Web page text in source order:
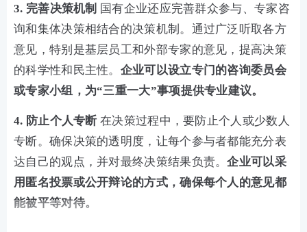
3. 完善决策机制
国有企业还应完善群众参与、专家咨
询和集体决策相结合的决策机制。通过广泛听取各方
意见，特别是基层员工和外部专家的意见，提高决策
的科学性和民主性。 企业可以设立专门的咨询委员会
或专家小组，为“三重一大”事项提供专业建议。
4. 防止个人专断在决策过程中，要防止个人或少数人
专断。确保决策的透明度，让每个参与者都能充分表
达自己的观点，并对最终决策结果负责。企业可以采
用匿名投票或公开辩论的方式，确保每个人的意见都
能被平等对待。